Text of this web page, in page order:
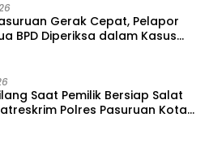
Gerak Cepat, Pelapor
BPD Diperiksa dalam Kasus
Saat Pemilik Bersiap Salat
Polres Pasuruan Kota